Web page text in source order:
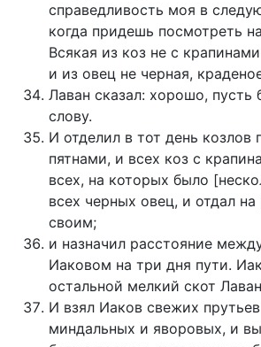
справедливость моя в
когда придешь посмотреть
Всякая из коз не с
и из овец не черная,
Лаван сказал: хорошо, пусть
слову.
И отделил в тот день козлов
пятнами, и всех коз с
всех, на которых было
всех черных овец, и отдал
своим;
и назначил расстояние
Иаковом на три дня пути.
остальной мелкий скот
И взял Иаков свежих
миндальных и яворовых, и